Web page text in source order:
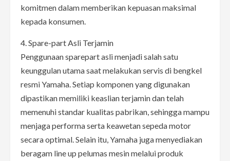
komitmen dalam memberikan kepuasan maksimal
kepada konsumen.
4. Spare-part Asli Terjamin
Penggunaan sparepart asli menjadi salah satu
keunggulan utama saat melakukan servis di bengkel
resmi Yamaha. Setiap komponen yang digunakan
dipastikan memiliki keaslian terjamin dan telah
memenuhi standar kualitas pabrikan, sehingga mampu
menjaga performa serta keawetan sepeda motor
secara optimal. Selain itu, Yamaha juga menyediakan
beragam line up pelumas mesin melalui produk